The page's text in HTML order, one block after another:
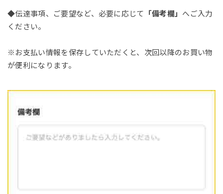
◆伝達事項、ご要望など、必要に応じて 「備考欄」 へご入力
ください。
※お支払い情報を保存していただくと、次回以降のお買い物
が便利になります。